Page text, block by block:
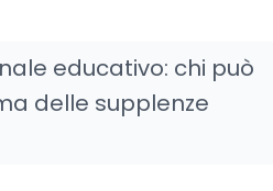
educativo: chi può
delle supplenze